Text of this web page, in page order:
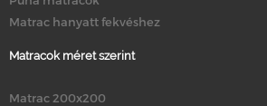
Matrac hanyatt fekvéshez
Matracok méret szerint
Matrac 200x200